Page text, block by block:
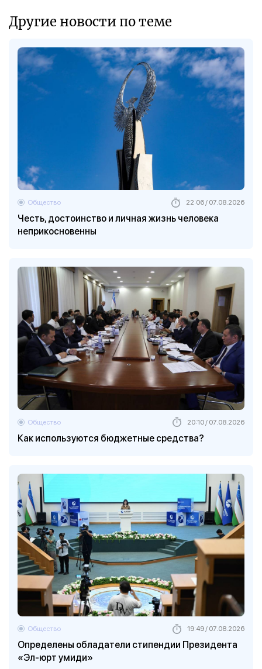
Другие новости по теме
Честь, достоинство и личная жизнь человека
неприкосновенны
Общество 22:06 / 07.08.2026
Как используются бюджетные средства?
Общество 20:10 / 07.08.2026
Определены обладатели стипендии Президента
«Эл-юрт умиди»
Общество 19:49 / 07.08.2026